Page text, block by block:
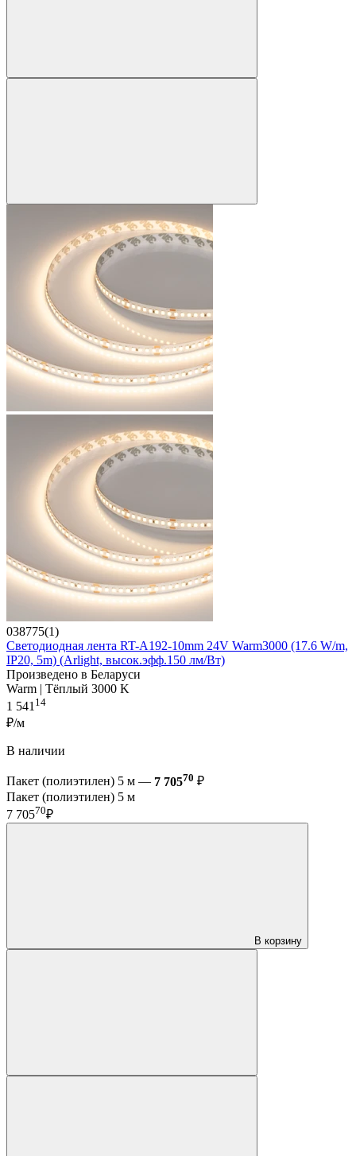
038775(1)
Светодиодная лента RT-A192-10mm 24V Warm3000 (17.6 W/m,
IP20, 5m) (Arlight, высок.эфф.150 лм/Вт)
Произведено в Беларуси
Warm | Тёплый 3000 K
1 541 14
₽/м
В наличии
Пакет (полиэтилен) 5 м — 7 70570 ₽
Пакет (полиэтилен) 5 м
7 70570₽
В корзину